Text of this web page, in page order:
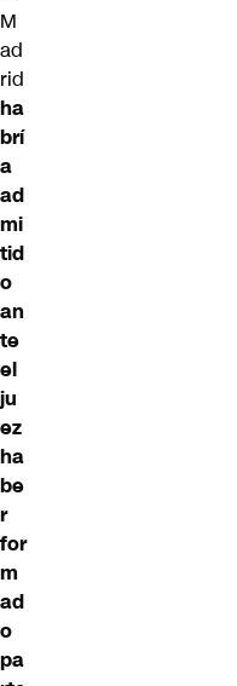
M
ad
rid
ha
brí
a
ad
mi
tid
o
an
te
el
ju
ez
ha
be
r
for
m
ad
o
pa